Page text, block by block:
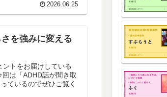
2026.06.25
を強みに変える
ントをお届けしている
回は「ADHD話が聞き取
ているのでぜひご覧く